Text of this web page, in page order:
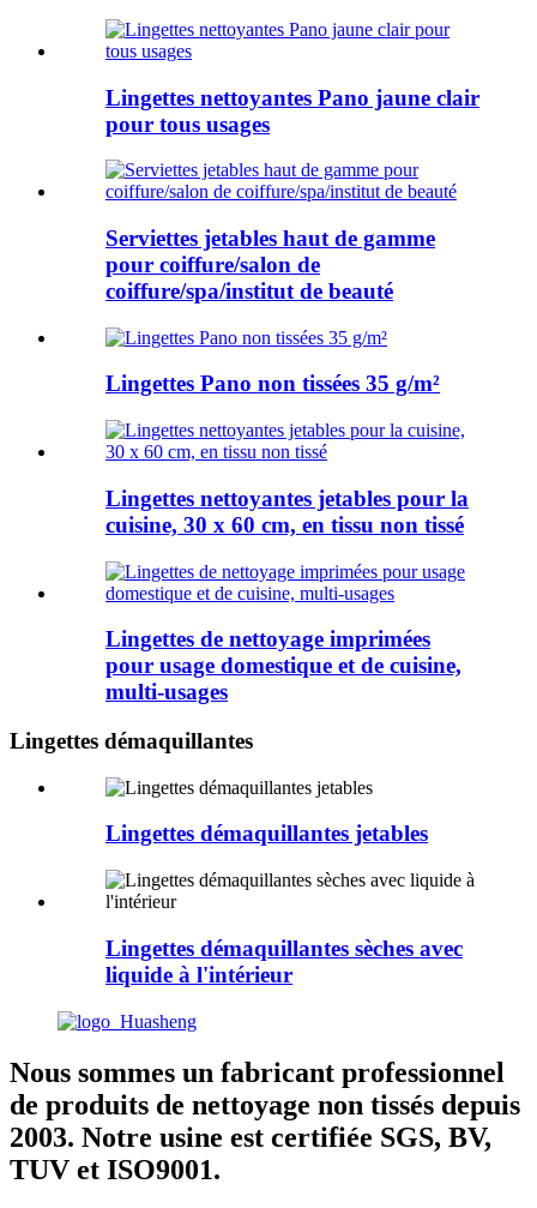
Lingettes nettoyantes Pano jaune clair
pour tous usages
Serviettes jetables haut de gamme
pour coiffure/salon de
coiffure/spa/institut de beauté
Lingettes Pano non tissées 35 g/m²
Lingettes nettoyantes jetables pour la
cuisine, 30 x 60 cm, en tissu non tissé
Lingettes de nettoyage imprimées
pour usage domestique et de cuisine,
multi-usages
Lingettes démaquillantes
Lingettes démaquillantes jetables
Lingettes démaquillantes sèches avec
liquide à l'intérieur
Nous sommes un fabricant professionnel
de produits de nettoyage non tissés depuis
2003. Notre usine est certifiée SGS, BV,
TUV et ISO9001.